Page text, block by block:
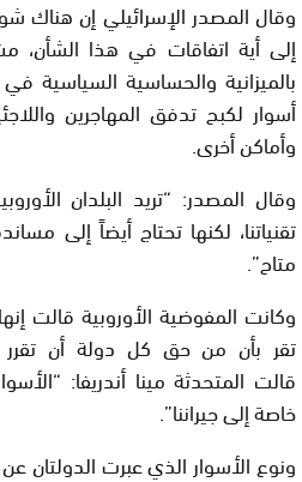
وقال المصدر الإسرائيلي إن
إلى أية اتفاقات في هذا الشأن،
بالميزانية والحساسية السياسية
أسوار لكبح تدفق المهاجرين
وأماكن أخرى.
وقال المصدر: “تريد البلدان
تقنياتنا، لكنها تحتاج أيضاً إلى
متاح”.
وكانت المفوضية الأوروبية قالت
تقر بأن من حق كل دولة أن
قالت المتحدثة مينا أندريفا:
خاصة إلى جيراننا”.
ونوع الأسوار الذي عبرت الدولتان